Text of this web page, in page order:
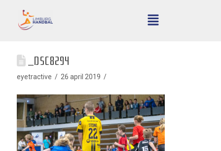
_DSC8294
eyetractive 26 april 2019